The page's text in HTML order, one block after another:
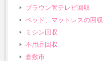
ブラウン管テレビ回収
ベッド、マットレスの回収
ミシン回収
不用品回収
倉敷市